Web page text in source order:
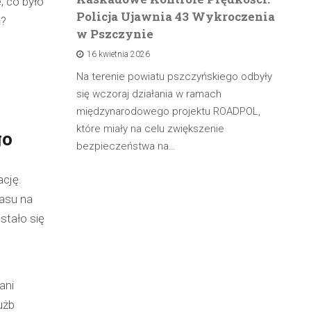
na
się
poza
Policja Ujawnia 43 Wykroczenia
w Pszczynie
16 kwietnia 2026
Na terenie powiatu pszczyńskiego odbyły
się wczoraj działania w ramach
międzynarodowego projektu ROADPOL,
które miały na celu zwiększenie
bezpieczeństwa na…